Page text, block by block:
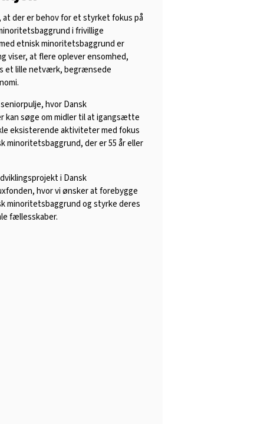
der er behov for et styrket fokus på
i frivillige
etnisk minoritetsbaggrund er
viser, at flere oplever ensomhed,
et lille netværk, begrænsede
hvor Dansk
kan søge om midler til at igangsætte
eksisterende aktiviteter med fokus
minoritetsbaggrund, der er 55 år eller
i Dansk
hvor vi ønsker at forebygge
minoritetsbaggrund og styrke deres
fællesskaber.